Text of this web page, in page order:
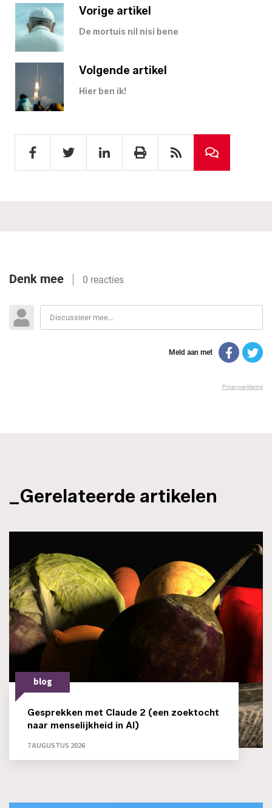
Vorige artikel
De mortuis nil nisi bene
Volgende artikel
Hier ben ik!
_Gerelateerde artikelen
blog
Gesprekken met Claude 2 (een zoektocht
naar menselijkheid in AI)
7 AUGUSTUS 2026